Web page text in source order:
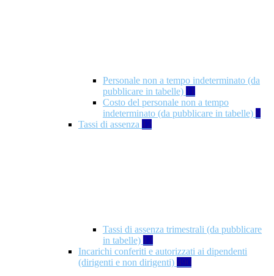
Personale non a tempo indeterminato (da
pubblicare in tabelle) 11
Costo del personale non a tempo
indeterminato (da pubblicare in tabelle) 8
Tassi di assenza 12
Tassi di assenza trimestrali (da pubblicare
in tabelle) 12
Incarichi conferiti e autorizzati ai dipendenti
(dirigenti e non dirigenti) 490